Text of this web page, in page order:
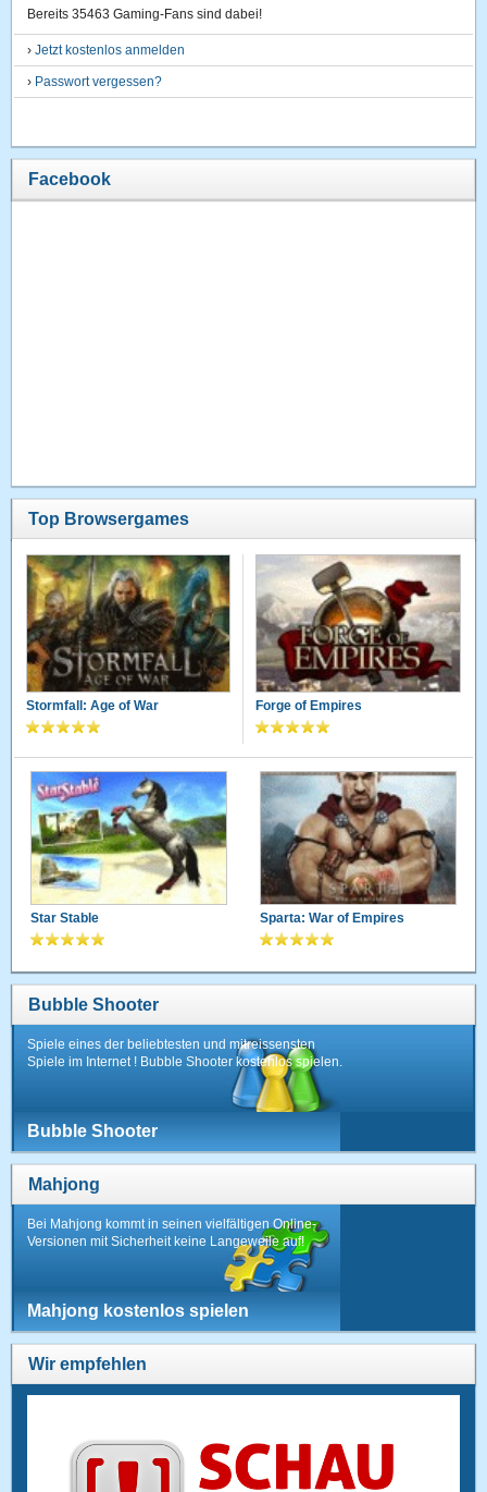
Bereits 35463 Gaming-Fans sind dabei!
›Jetzt kostenlos anmelden
› Passwort vergessen?
Facebook
Top Browsergames
Stormfall: Age of War Forge of Empires
Star Stable Sparta: War of Empires
Bubble Shooter
Spiele eines der beliebtesten und mitreissensten
Spiele im Internet ! Bubble Shooter kostenlos spielen.
Bubble Shooter
Mahjong
Bei Mahjong kommt in seinen vielfältigen Online-
Versionen mit Sicherheit keine Langeweile auf!
Mahjong kostenlos spielen
Wir empfehlen